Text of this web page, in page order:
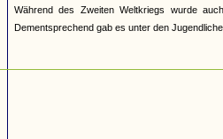
Während des Zweiten Weltkriegs wurde
Dementsprechend gab es unter den